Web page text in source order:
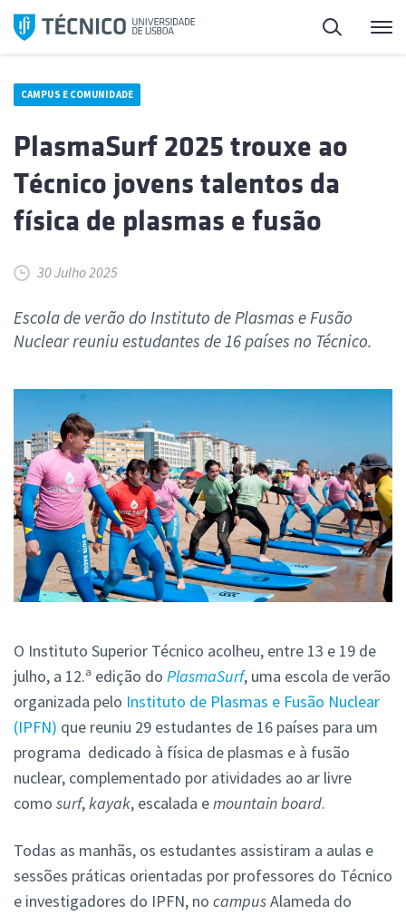
Saltar
para
Pesquisa
CAMPUS E COMUNIDADE
PlasmaSurf 2025 trouxe ao
Técnico jovens talentos da
física de plasmas e fusão
30 Julho 2025
Escola de verão do Instituto de Plasmas e Fusão
Nuclear reuniu estudantes de 16 países no Técnico.
O Instituto Superior Técnico acolheu, entre 13 e 19 de
julho, a 12.ª edição do PlasmaSurf, uma escola de verão
organizada pelo Instituto de Plasmas e Fusão Nuclear
(IPFN) que reuniu 29 estudantes de 16 países para um
programa dedicado à física de plasmas e à fusão
nuclear, complementado por atividades ao ar livre
como surf,kayak, escalada emountain board.
Todas as manhãs, os estudantes assistiram a aulas e
sessões práticas orientadas por professores do Técnico
e investigadores do IPFN, no campusAlameda do